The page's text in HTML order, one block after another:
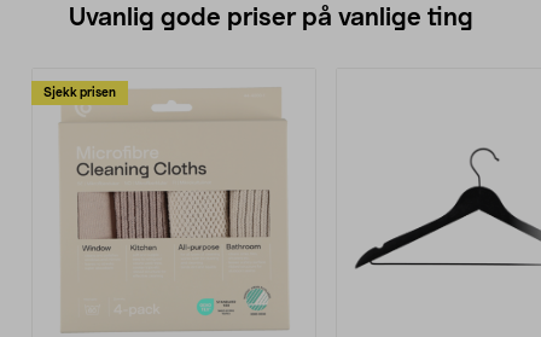
Uvanlig gode priser på vanlige ting
Sjekk prisen